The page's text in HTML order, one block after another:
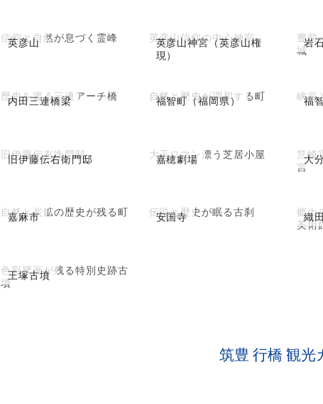
英彦山
信仰と自然が息づく霊峰
英彦山神宮（英彦山権
現）
英彦山信仰の中心神宮 岩
豊前
城
内田三連橋梁
歴史を渡る三連アーチ橋 福智町（福岡県）
自然と歴史が調和する町 福
峡谷
旧伊藤伝右衛門邸
旧伊藤伝右衛門邸 嘉穂劇場
大正ロマン漂う芝居小屋 大
筥崎
宮
嘉麻市
自然と炭鉱の歴史が残る町 安国寺
伝説と歴史が眠る古刹 織
郷土
美術
王塚古墳
色彩壁画が残る特別史跡古
墳
筑豊 行橋 観光